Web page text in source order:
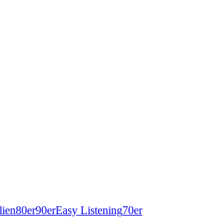
80er90erEasy Listening70er